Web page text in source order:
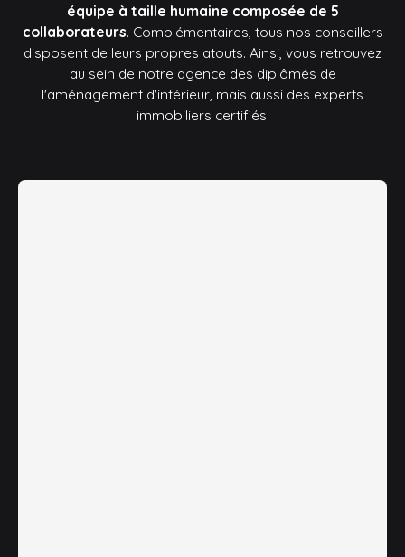
équipe à taille humaine composée de 5
collaborateurs. Complémentaires, tous nos conseillers
disposent de leurs propres atouts. Ainsi, vous retrouvez
au sein de notre agence des diplômés de
l'aménagement d'intérieur, mais aussi des experts
immobiliers certifiés.